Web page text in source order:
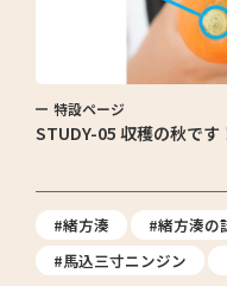
特設ページ
STUDY-05 収穫の秋です
#緒方湊 #緒方湊の
#馬込三寸ニンジン